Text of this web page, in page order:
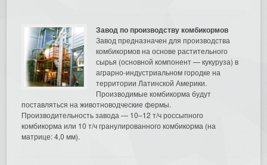
Завод по производству комбикормов
Завод предназначен для производства
комбикормов на основе растительного
сырья (основной компонент — кукуруза) в
аграрно-индустриальном городке на
территории Латинской Америки.
Производимые комбикорма будут
поставляться на животноводческие фермы.
Производительность завода — 10–12 т/ч россыпного
комбикорма или 10 т/ч гранулированного комбикорма (на
матрице: 4,0 мм).